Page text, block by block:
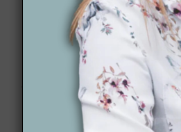
Nowoczesne
Poznaj więcej inspiracji na
Jak